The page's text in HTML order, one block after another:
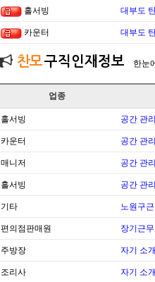
홀서빙 대부도
카운터 대부도
찬모구직인재정보 한눈
업종
홀서빙 공간 관
카운터 공간 관
매니저 공간 관
홀서빙 공간 관
기타 노원구
편의점판매원 장기근
주방장 자기 소
조리사 자기 소